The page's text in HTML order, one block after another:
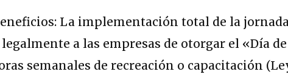
La implementación total de la jornada
a las empresas de otorgar el «Día
semanales de recreación o capacitación